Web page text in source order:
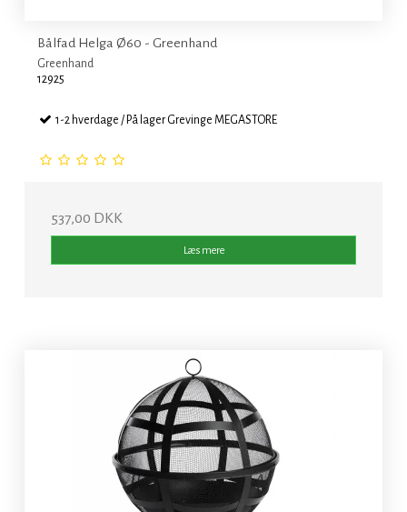
Bålfad Helga Ø60 - Greenhand
Greenhand
12925
1-2 hverdage / På lager Grevinge MEGASTORE
537,00 DKK
Læs mere